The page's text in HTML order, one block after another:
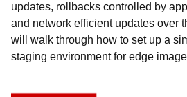
updates, rollbacks controlled by
and network efficient updates over
will walk through how to set up a
staging environment for edge